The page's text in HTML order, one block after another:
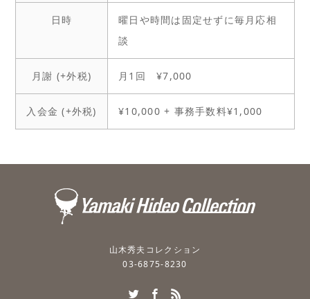
日時
曜日や時間は固定せずに毎月応相
談
月謝 (+外税) 月1回 ¥7,000
入会金 (+外税) ¥10,000 + 事務手数料¥1,000
山木秀夫コレクション
03-6875-8230